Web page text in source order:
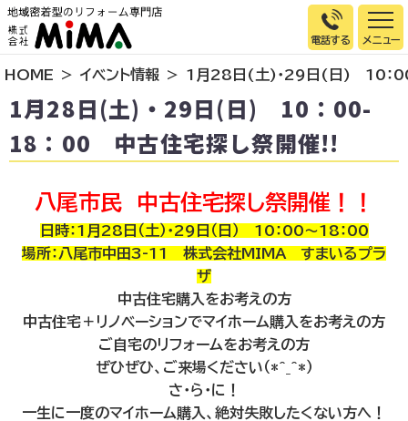
電話する
トップページ
選ばれる理由
施工事例
店舗＆モデルハウス紹介
リフォームの流れ
HOME イベント情報 1月28日(土)・29日(日) 10：
1月28日(土)・29日(日) 10：00-
18：00 中古住宅探し祭開催!!
八尾市民 中古住宅探し祭開催！！
日時：1月28日（土）・29日（日） 10：00～18：00
場所：八尾市中田3-11 株式会社MIMA すまいるプラ
ザ
中古住宅購入をお考えの方
中古住宅＋リノベーションでマイホーム購入をお考えの方
ご自宅のリフォームをお考えの方
ぜひぜひ、ご来場ください（*^_^*）
さ・ら・に！
一生に一度のマイホーム購入、絶対失敗したくない方へ！